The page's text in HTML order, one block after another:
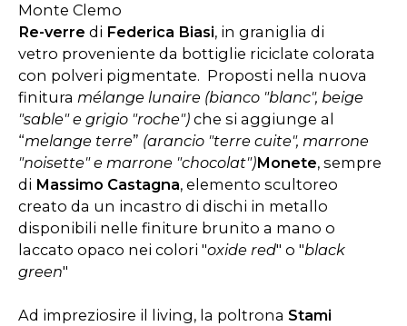
Monte Clemo
Re-verre di Federica Biasi, in graniglia di
vetro proveniente da bottiglie riciclate colorata
con polveri pigmentate. Proposti nella nuova
finitura mélange lunaire (bianco "blanc", beige
"sable" e grigio "roche") che si aggiunge al
“melange terre” (arancio "terre cuite", marrone
"noisette" e marrone "chocolat")Monete, sempre
di Massimo Castagna, elemento scultoreo
creato da un incastro di dischi in metallo
disponibili nelle finiture brunito a mano o
laccato opaco nei colori "oxide red" o "black
green"
Ad impreziosire il living, la poltrona Stami